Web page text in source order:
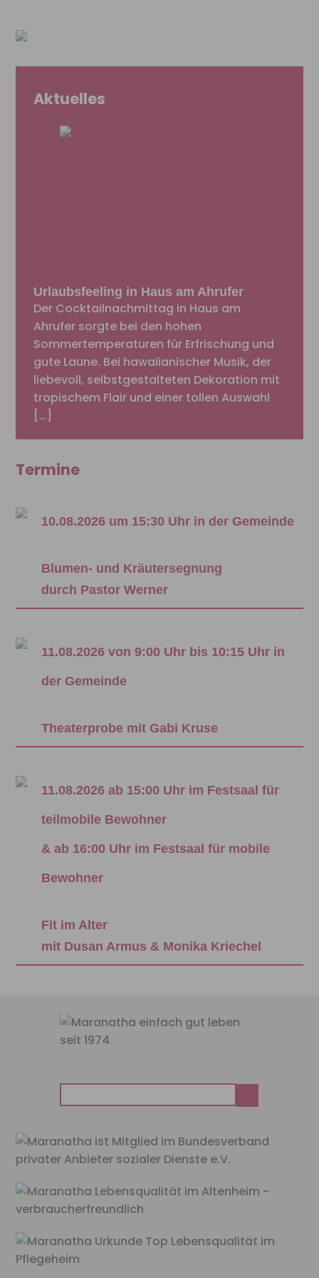
Aktuelles
Urlaubsfeeling in Haus am Ahrufer
Der Cocktailnachmittag in Haus am
Ahrufer sorgte bei den hohen
Sommertemperaturen für Erfrischung und
gute Laune. Bei hawaiianischer Musik, der
liebevoll, selbstgestalteten Dekoration mit
tropischem Flair und einer tollen Auswahl
[…]
Termine
10.08.2026 um 15:30 Uhr in der Gemeinde
Blumen- und Kräutersegnung
durch Pastor Werner
11.08.2026 von 9:00 Uhr bis 10:15 Uhr in
der Gemeinde
Theaterprobe mit Gabi Kruse
11.08.2026 ab 15:00 Uhr im Festsaal für
teilmobile Bewohner
& ab 16:00 Uhr im Festsaal für mobile
Bewohner
Fit im Alter
mit Dusan Armus & Monika Kriechel
nach: